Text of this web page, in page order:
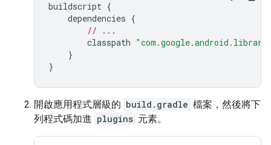
buildscript {
dependencies {
// ...
classpath
}
}
開啟應用程式層級的 build.gradle 檔案，然後將下
列程式碼加進 plugins 元素。